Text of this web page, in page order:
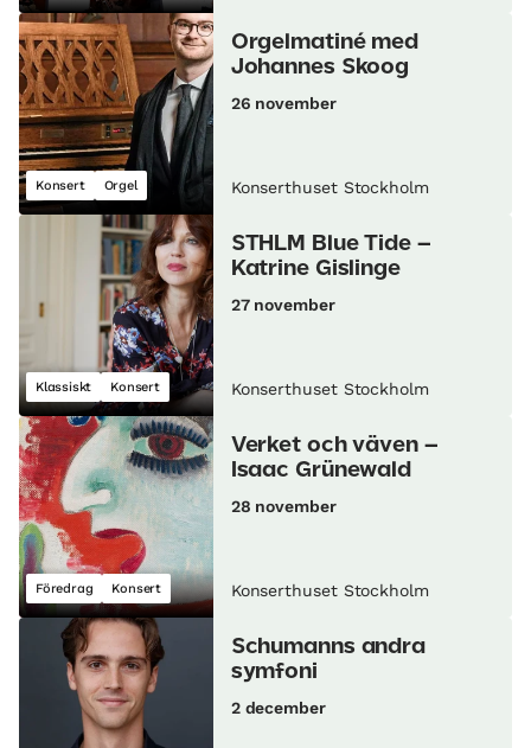
Konsert Orgel
Orgelmatiné med
Johannes Skoog
26 november
Konserthuset Stockholm
Klassiskt Konsert
STHLM Blue Tide –
Katrine Gislinge
27 november
Konserthuset Stockholm
Föredrag Konsert
Verket och väven –
Isaac Grünewald
28 november
Konserthuset Stockholm
Schumanns andra
symfoni
2 december